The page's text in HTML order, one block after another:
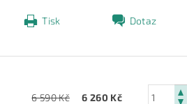
Tisk Dotaz
6 590 Kč 6 260 Kč